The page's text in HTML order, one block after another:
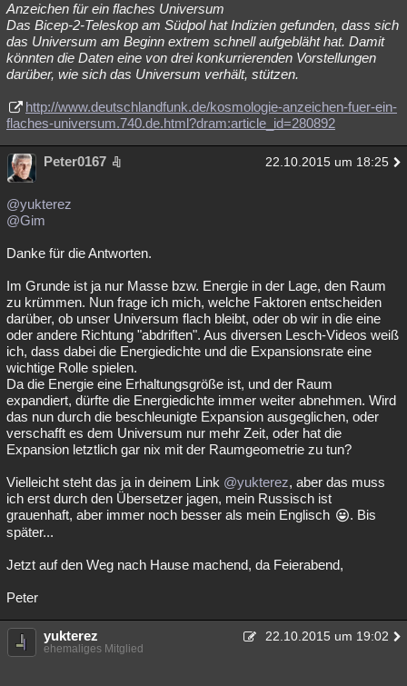
Anzeichen für ein flaches Universum
Das Bicep-2-Teleskop am Südpol hat Indizien gefunden, dass sich
das Universum am Beginn extrem schnell aufgebläht hat. Damit
könnten die Daten eine von drei konkurrierenden Vorstellungen
darüber, wie sich das Universum verhält, stützen.
http://www.deutschlandfunk.de/kosmologie-anzeichen-fuer-ein-
flaches-universum.740.de.html?dram:article_id=280892
Peter0167 22.10.2015 um 18:25
@yukterez
@Gim
Danke für die Antworten.
Im Grunde ist ja nur Masse bzw. Energie in der Lage, den Raum
zu krümmen. Nun frage ich mich, welche Faktoren entscheiden
darüber, ob unser Universum flach bleibt, oder ob wir in die eine
oder andere Richtung "abdriften". Aus diversen Lesch-Videos weiß
ich, dass dabei die Energiedichte und die Expansionsrate eine
wichtige Rolle spielen.
Da die Energie eine Erhaltungsgröße ist, und der Raum
expandiert, dürfte die Energiedichte immer weiter abnehmen. Wird
das nun durch die beschleunigte Expansion ausgeglichen, oder
verschafft es dem Universum nur mehr Zeit, oder hat die
Expansion letztlich gar nix mit der Raumgeometrie zu tun?
Vielleicht steht das ja in deinem Link @yukterez, aber das muss
ich erst durch den Übersetzer jagen, mein Russisch ist
grauenhaft, aber immer noch besser als mein Englisch
. Bis
später...
Jetzt auf den Weg nach Hause machend, da Feierabend,
Peter
yukterez 22.10.2015 um 19:02
ehemaliges Mitglied